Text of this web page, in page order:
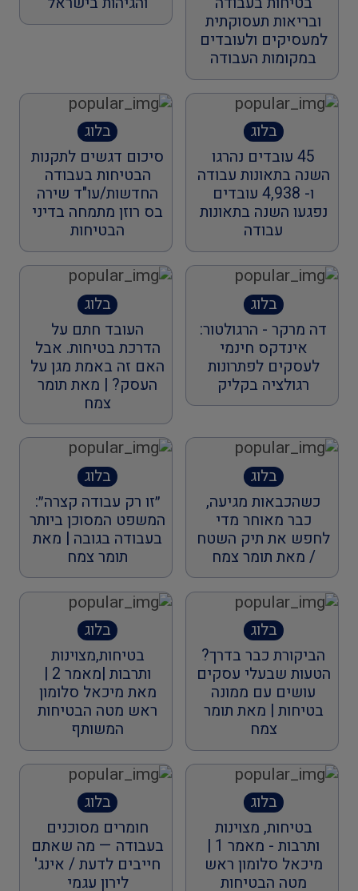
ובריאות תעסוקתית
למעסיקים ולעובדים
במקומות העבודה
בלוג
45 עובדים נהרגו
השנה בתאונות עבודה
ו- 4,938 עובדים
נפגעו השנה בתאונות
עבודה
בלוג
סיכום דגשים לתקנות
הבטיחות בעבודה
החדשות/עו"ד שירה
בס רוזן מתמחה בדיני
הבטיחות
בלוג
דה מרקר - הרגולטור:
אינדקס חינמי
לעסקים לפתרונות
רגולציה בקליק
בלוג
העובד חתם על
הדרכת בטיחות. אבל
האם זה באמת מגן על
העסק? | מאת תומר
צמח
בלוג
כשהכבאות מגיעה,
כבר מאוחר מדי
לחפש את תיק השטח
/ מאת תומר צמח
בלוג
״זו רק עבודה קצרה״:
המשפט המסוכן ביותר
בעבודה בגובה | מאת
תומר צמח
בלוג
הביקורת כבר בדרך?
הטעות שבעלי עסקים
עושים עם ממונה
בטיחות | מאת תומר
צמח
בלוג
בטיחות,מצוינות
ותרבות |מאמר 2 |
מאת מיכאל סלומון
ראש מטה הבטיחות
המשותף
בלוג
בטיחות, מצוינות
ותרבות - מאמר 1 |
מיכאל סלומון ראש
מטה הבטיחות
בלוג
חומרים מסוכנים
בעבודה — מה שאתם
חייבים לדעת / אינג'
לירון עגמי